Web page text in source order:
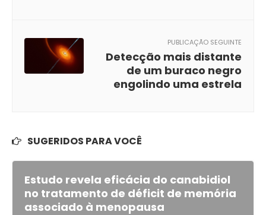
PUBLICAÇÃO SEGUINTE
Detecção mais distante
de um buraco negro
engolindo uma estrela
SUGERIDOS PARA VOCÊ
Estudo revela eficácia do canabidiol
no tratamento de déficit de memória
associado à menopausa